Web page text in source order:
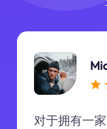
对于拥有一